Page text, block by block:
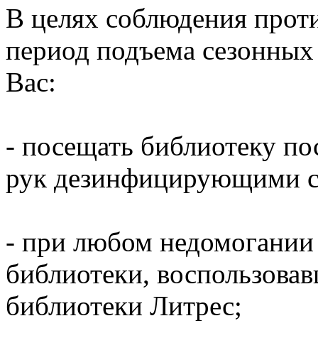
В целях соблюдения
период подъема
Вас:
- посещать библиотеку
рук дезинфицирующими
- при любом недомогании
библиотеки,
библиотеки Литрес;